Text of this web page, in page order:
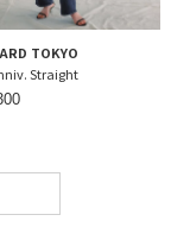
TOKYO
Straight